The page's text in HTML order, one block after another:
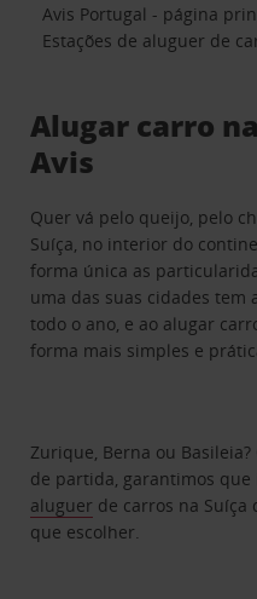
Avis Portugal - página
Estações de aluguer de
Alugar carro
Avis
Quer vá pelo queijo, pelo
Suíça, no interior do
forma única as
uma das suas cidades
todo o ano, e ao alugar
forma mais simples e
Zurique, Berna ou
de partida, garantimos
aluguer de carros na Suíça
que escolher.